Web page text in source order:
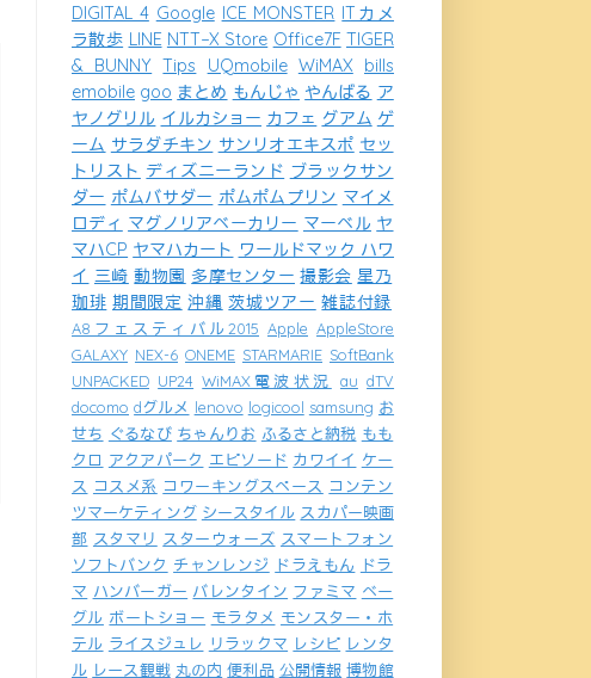
DIGITAL 4 Google ICE MONSTER ITカメ
ラ散歩 LINE NTT−X Store Office7F TIGER
& BUNNY Tips UQmobile WiMAX bills
emobile goo まとめ もんじゃ やんばる ア
ヤノグリル イルカショー カフェ グアム ゲ
ーム サラダチキン サンリオエキスポ セッ
トリスト ディズニーランド ブラックサン
ダー ポムバサダー ポムポムプリン マイメ
ロディ マグノリアベーカリー マーベル ヤ
マハCP ヤマハカート ワールドマック ハワ
イ 三崎 動物園 多摩センター 撮影会 星乃
珈琲 期間限定 沖縄 茨城ツアー 雑誌付録
A8フェスティバル2015 Apple AppleStore
GALAXY NEX-6 ONEME STARMARIE SoftBank
UNPACKED UP24 WiMAX電波状況 au dTV
docomo dグルメ lenovo logicool samsung お
せち ぐるなび ちゃんりお ふるさと納税 もも
クロ アクアパーク エピソード カワイイ ケー
ス コスメ系 コワーキングスペース コンテン
ツマーケティング シースタイル スカパー映画
部 スタマリ スターウォーズ スマートフォン
ソフトバンク チャンレンジ ドラえもん ドラ
マ ハンバーガー バレンタイン ファミマ ベー
グル ボートショー モラタメ モンスター・ホ
テル ライスジュレ リラックマ レシピ レンタ
ル レース観戦 丸の内 便利品 公開情報 博物館